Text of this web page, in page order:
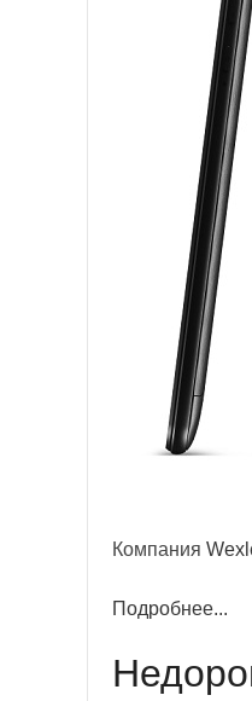
Компания
Подробнее...